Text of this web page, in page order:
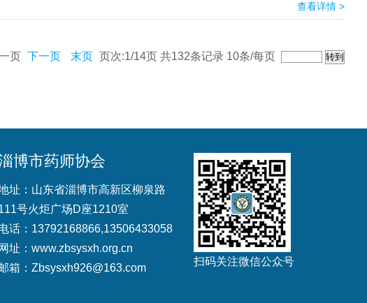
查看详情 >
页 下一页 末页 页次:1/14页 共132条记录 10条/每页
博市药师协会
址：山东省淄博市高新区柳泉路
号火炬广场D座1210室
话：13792168866,13506433058
网址： www.zbsysxh.org.cn
箱：Zbsysxh926@163.com
扫码关注微信公众号